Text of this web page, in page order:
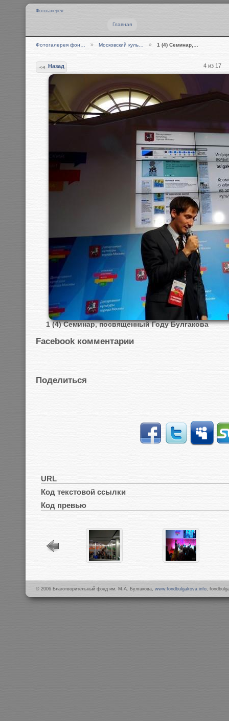
Фотогалерея
Главная
Фотогалерея фон… Московский куль… 1 (4) Семинар,…
Назад 4 из 17
1 (4) Семинар, посвященный Году Булгакова
Facebook комментарии
Поделиться
URL
Код текстовой ссылки
Код превью
© 2006 Благотворительный фонд им. М.А. Булгакова, www.fondbulgakova.info,